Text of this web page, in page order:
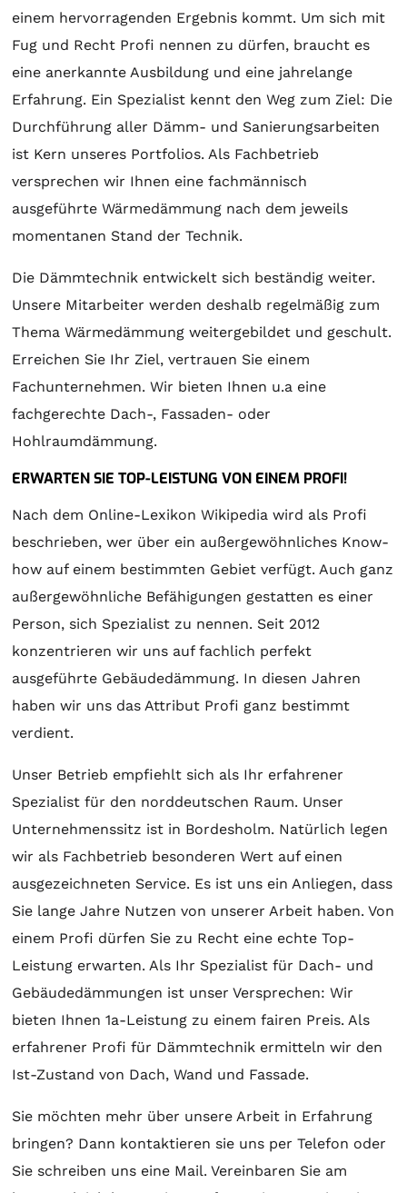
einem hervorragenden Ergebnis kommt. Um sich mit
Fug und Recht Profi nennen zu dürfen, braucht es
eine anerkannte Ausbildung und eine jahrelange
Erfahrung. Ein Spezialist kennt den Weg zum Ziel: Die
Durchführung aller Dämm- und Sanierungsarbeiten
ist Kern unseres Portfolios. Als Fachbetrieb
versprechen wir Ihnen eine fachmännisch
ausgeführte Wärmedämmung nach dem jeweils
momentanen Stand der Technik.
Die Dämmtechnik entwickelt sich beständig weiter.
Unsere Mitarbeiter werden deshalb regelmäßig zum
Thema Wärmedämmung weitergebildet und geschult.
Erreichen Sie Ihr Ziel, vertrauen Sie einem
Fachunternehmen. Wir bieten Ihnen u.a eine
fachgerechte Dach-, Fassaden- oder
Hohlraumdämmung.
ERWARTEN SIE TOP-LEISTUNG VON EINEM PROFI!
Nach dem Online-Lexikon Wikipedia wird als Profi
beschrieben, wer über ein außergewöhnliches Know-
how auf einem bestimmten Gebiet verfügt. Auch ganz
außergewöhnliche Befähigungen gestatten es einer
Person, sich Spezialist zu nennen. Seit 2012
konzentrieren wir uns auf fachlich perfekt
ausgeführte Gebäudedämmung. In diesen Jahren
haben wir uns das Attribut Profi ganz bestimmt
verdient.
Unser Betrieb empfiehlt sich als Ihr erfahrener
Spezialist für den norddeutschen Raum. Unser
Unternehmenssitz ist in Bordesholm. Natürlich legen
wir als Fachbetrieb besonderen Wert auf einen
ausgezeichneten Service. Es ist uns ein Anliegen, dass
Sie lange Jahre Nutzen von unserer Arbeit haben. Von
einem Profi dürfen Sie zu Recht eine echte Top-
Leistung erwarten. Als Ihr Spezialist für Dach- und
Gebäudedämmungen ist unser Versprechen: Wir
bieten Ihnen 1a-Leistung zu einem fairen Preis. Als
erfahrener Profi für Dämmtechnik ermitteln wir den
Ist-Zustand von Dach, Wand und Fassade.
Sie möchten mehr über unsere Arbeit in Erfahrung
bringen? Dann kontaktieren sie uns per Telefon oder
Sie schreiben uns eine Mail. Vereinbaren Sie am